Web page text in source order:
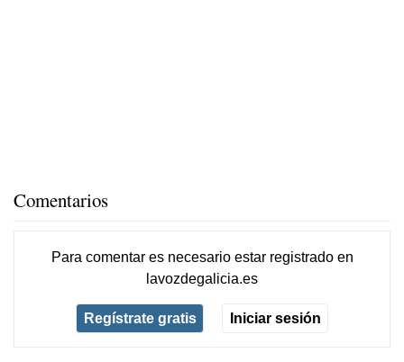
Comentarios
Para comentar es necesario estar registradoen
lavozdegalicia.es
Regístrate gratis Iniciar sesión